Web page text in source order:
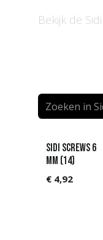
Bekijk de
Sidi Screws 6
MM (14)
€ 4,92